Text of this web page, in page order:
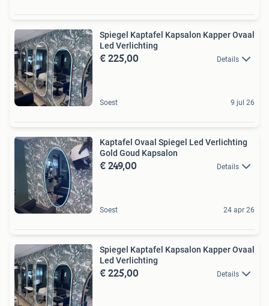
Spiegel Kaptafel Kapsalon Kapper Ovaal
Led Verlichting
€ 225,00 Details
Soest 9 jul 26
Kaptafel Ovaal Spiegel Led Verlichting
Gold Goud Kapsalon
€ 249,00 Details
Soest 24 apr 26
Spiegel Kaptafel Kapsalon Kapper Ovaal
Led Verlichting
€ 225,00 Details